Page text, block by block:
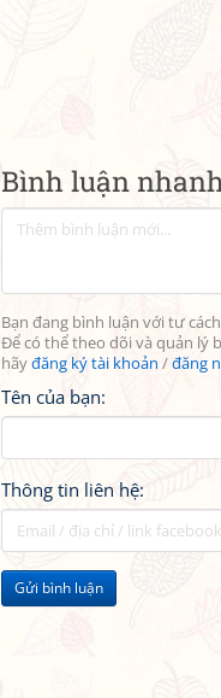
Bình luận
Bạn đang bình luận với tư
Để có thể theo dõi và quản lý
hãyđăng ký tài khoản /đăng
Tên của bạn:
Thông tin liên hệ:
Gửi bình luận